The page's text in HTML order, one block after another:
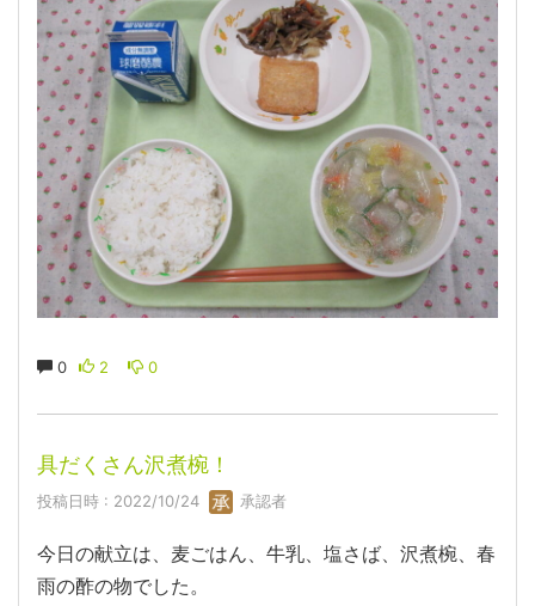
0 2 0
具だくさん沢煮椀！
投稿日時 : 2022/10/24 承認者
今日の献立は、麦ごはん、牛乳、塩さば、沢煮椀、春
雨の酢の物でした。